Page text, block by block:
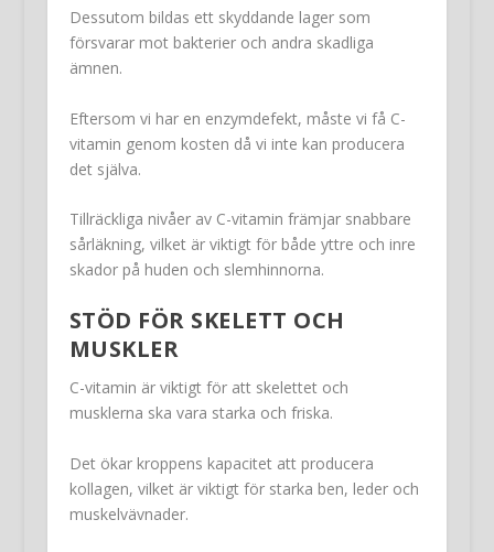
Dessutom bildas ett skyddande lager som
försvarar mot bakterier och andra skadliga
ämnen.
Eftersom vi har en enzymdefekt, måste vi få C-
vitamin genom kosten då vi inte kan producera
det själva.
Tillräckliga nivåer av C-vitamin främjar snabbare
sårläkning, vilket är viktigt för både yttre och inre
skador på huden och slemhinnorna.
STÖD FÖR SKELETT OCH
MUSKLER
C-vitamin är viktigt för att skelettet och
musklerna ska vara starka och friska.
Det ökar kroppens kapacitet att producera
kollagen, vilket är viktigt för starka ben, leder och
muskelvävnader.